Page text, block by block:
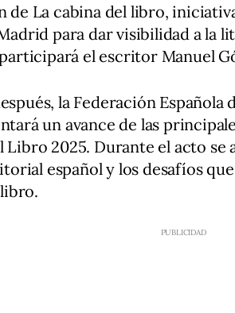
de La cabina del libro,
para dar visibilidad a la
el escritor Manuel
la Federación Española
un avance de las
Libro 2025. Durante el acto se
español y los desafíos